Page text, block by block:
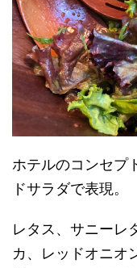
ホテルのコンセプ
ドサラダで表現。
レタス、サニーレ
カ、レッドオニオ